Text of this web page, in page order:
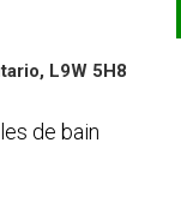
L9W 5H8
de bain